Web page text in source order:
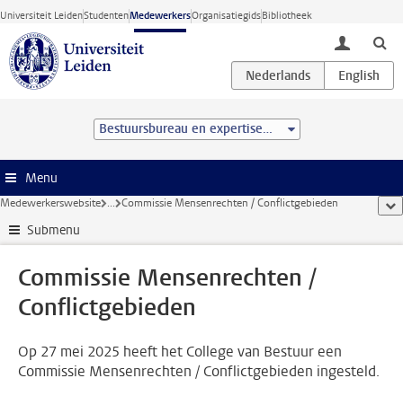
Ga direct naar de inhoud
Universiteit LeidenStudentenMedewerkersOrganisatiegidsBibliotheek
toggle
Bestuursbureau en expertisecentra
Menu
Medewerkerswebsite ... Commissie Mensenrechten / Conflictgebieden
Submenu
Commissie Mensenrechten /
Conflictgebieden
Op 27 mei 2025 heeft het College van Bestuur een
Commissie Mensenrechten / Conflictgebieden ingesteld.